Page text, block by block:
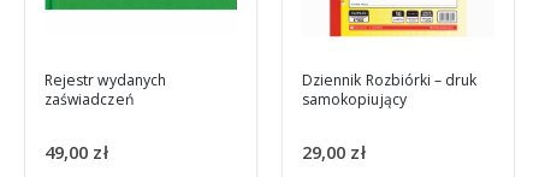
Dziennik Rozbiórki – druk
samokopiujący
29,00 zł
okresowej instalacji
kominowej